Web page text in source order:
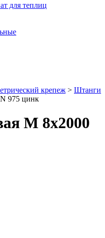
для теплиц
крепеж > Штанги
975 цинк
М 8х2000